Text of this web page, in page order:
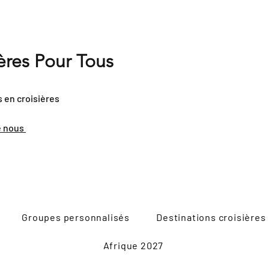
Pour Tous
en croisières
nous
Groupes personnalisés Destinations croisières
Afrique 2027